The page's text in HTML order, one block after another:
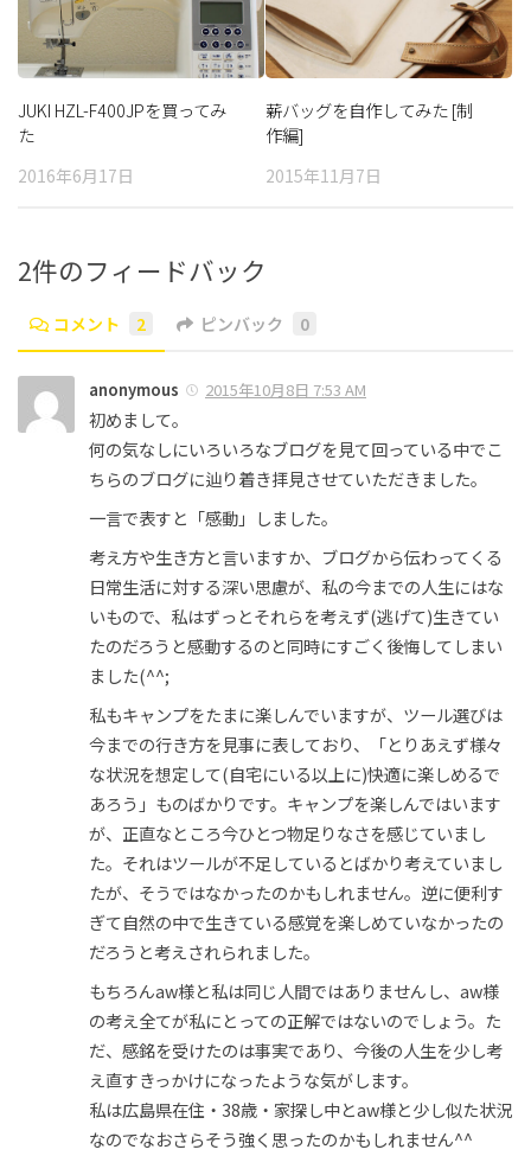
JUKI HZL-F400JPを買ってみ
た
2016年6月17日
薪バッグを自作してみた [制
作編]
2015年11月7日
2件のフィードバック
コメント 2 ピンバック 0
anonymous 2015年10月8日 7:53 AM
初めまして。
何の気なしにいろいろなブログを見て回っている中でこ
ちらのブログに辿り着き拝見させていただきました。
一言で表すと「感動」しました。
考え方や生き方と言いますか、ブログから伝わってくる
日常生活に対する深い思慮が、私の今までの人生にはな
いもので、私はずっとそれらを考えず(逃げて)生きてい
たのだろうと感動するのと同時にすごく後悔してしまい
ました(^^;
私もキャンプをたまに楽しんでいますが、ツール選びは
今までの行き方を見事に表しており、「とりあえず様々
な状況を想定して(自宅にいる以上に)快適に楽しめるで
あろう」ものばかりです。キャンプを楽しんではいます
が、正直なところ今ひとつ物足りなさを感じていまし
た。それはツールが不足しているとばかり考えていまし
たが、そうではなかったのかもしれません。逆に便利す
ぎて自然の中で生きている感覚を楽しめていなかったの
だろうと考えされられました。
もちろんaw様と私は同じ人間ではありませんし、aw様
の考え全てが私にとっての正解ではないのでしょう。た
だ、感銘を受けたのは事実であり、今後の人生を少し考
え直すきっかけになったような気がします。
私は広島県在住・38歳・家探し中とaw様と少し似た状況
なのでなおさらそう強く思ったのかもしれません^^